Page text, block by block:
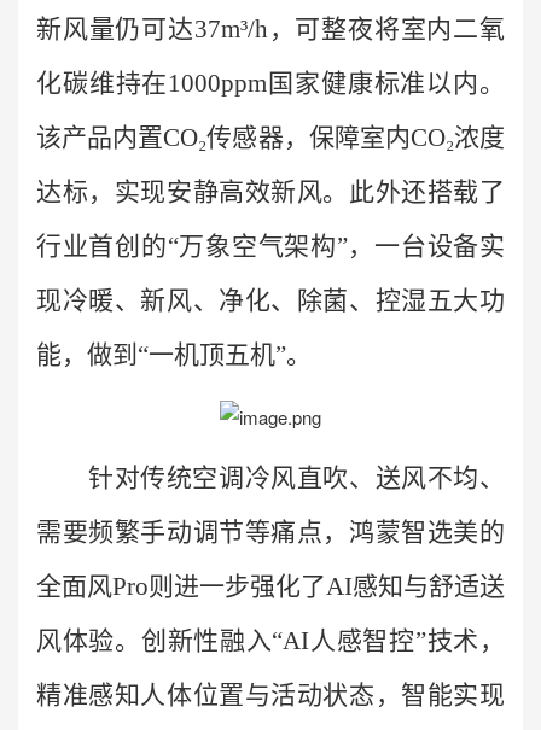
新风量仍可达37m³/h，可整夜将室内二氧
化碳维持在1000ppm国家健康标准以内。
该产品内置CO₂传感器，保障室内CO₂浓度
达标，实现安静高效新风。此外还搭载了
行业首创的“万象空气架构”，一台设备实
现冷暖、新风、净化、除菌、控湿五大功
能，做到“一机顶五机”。
针对传统空调冷风直吹、送风不均、
需要频繁手动调节等痛点， 鸿蒙智选美的
全面风Pro则进一步强化了AI感知与舒适送
风体验。创新性融入“AI人感智控”技术，
精准感知人体位置与活动状态，智能实现